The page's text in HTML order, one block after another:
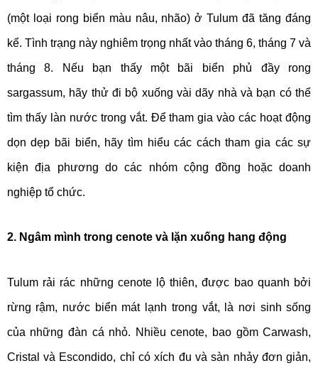
(một loại rong biển màu nâu, nhão) ở Tulum đã tăng đáng
kể. Tình trạng này nghiêm trọng nhất vào tháng 6, tháng 7 và
tháng 8. Nếu bạn thấy một bãi biển phủ đầy rong
sargassum, hãy thử đi bộ xuống vài dãy nhà và bạn có thể
tìm thấy làn nước trong vắt. Để tham gia vào các hoạt động
dọn dẹp bãi biển, hãy tìm hiểu các cách tham gia các sự
kiện địa phương do các nhóm cộng đồng hoặc doanh
nghiệp tổ chức.
2. Ngâm mình trong cenote và lặn xuống hang động
Tulum rải rác những cenote lộ thiên, được bao quanh bởi
rừng rậm, nước biển mát lạnh trong vắt, là nơi sinh sống
của những đàn cá nhỏ. Nhiều cenote, bao gồm Carwash,
Cristal và Escondido, chỉ có xích đu và sàn nhảy đơn giản,